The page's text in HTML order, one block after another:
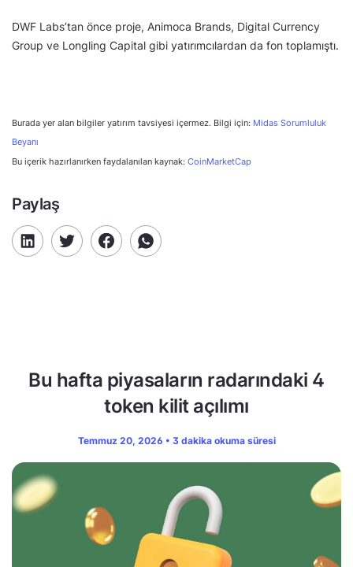
DWF Labs’tan önce proje, Animoca Brands, Digital Currency
Group ve Longling Capital gibi yatırımcılardan da fon toplamıştı.
Burada yer alan bilgiler yatırım tavsiyesi içermez. Bilgi için: Midas Sorumluluk
Beyanı
Bu içerik hazırlanırken faydalanılan kaynak: CoinMarketCap
Paylaş
Bu hafta piyasaların radarındaki 4
token kilit açılımı
Temmuz 20, 2026 • 3 dakika okuma süresi